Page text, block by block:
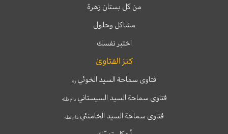
من كل بستان زهرة
مشاكل وحلول
اختبر نفسك
كنز الفتاوىٰ
فتاوى سماحة السيد الخوئيره
فتاوى سماحة السيد السيستانيدام ظله
فتاوى سماحة السيد الخامنئي دام ظله